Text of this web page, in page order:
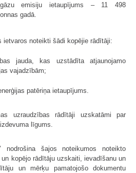
gāzu emisiju ietaupījums – 11 498
gadā.
ietvaros noteikti šādi kopējie rādītāji:
jauda, kas uzstādīta atjaunojamo
vajadzībām;
patēriņa ietaupījums.
uzraudzības rādītāji uzskatāmi par
līgums.
nodrošina šajos noteikumos noteikto
kopējo rādītāju uzskaiti, ievadīšanu un
un mērķu pamatojošo dokumentu